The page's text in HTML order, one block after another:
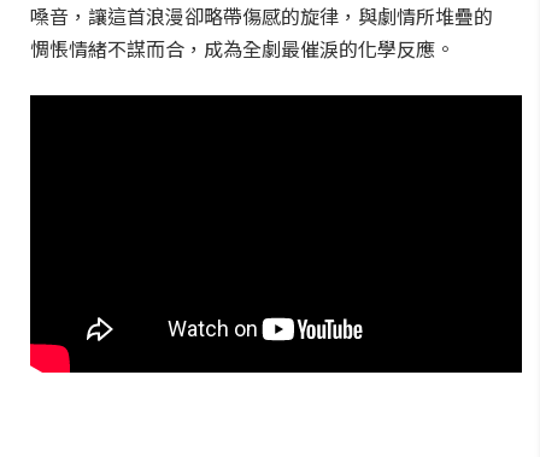
嗓音，讓這首浪漫卻略帶傷感的旋律，與劇情所堆疊的
惆悵情緒不謀而合，成為全劇最催淚的化學反應。